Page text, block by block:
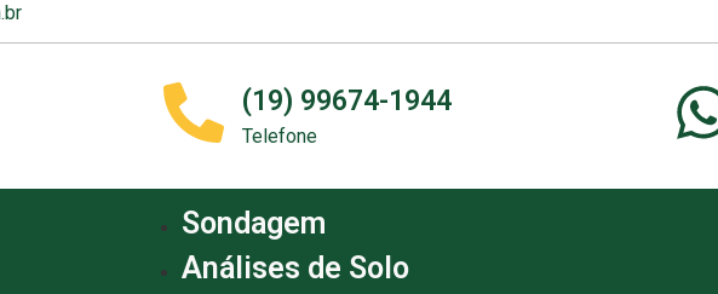
(19) 99674-1944
Telefone
Sondagem
Análises de Solo